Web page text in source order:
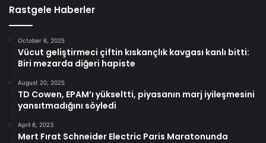
Rastgele Haberler
October 6, 2025
Vücut geliştirmeci çiftin kıskançlık kavgası kanlı bitti:
Biri mezarda diğeri hapiste
August 20, 2025
TD Cowen, EPAM’ı yükseltti, piyasanın marj iyileşmesini
yansıtmadığını söyledi
April 6, 2023
Mert Fırat Schneider Electric Paris Maratonunda